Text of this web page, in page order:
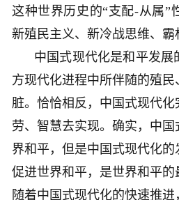
这种世界历史的“支配-从属”
新殖民主义、新冷战思维、霸
中国式现代化是和平发展
方现代化进程中所伴随的殖
脏。恰恰相反，中国式现代
劳、智慧去实现。确实，中
界和平，但是中国式现代化
促进世界和平，是世界和平的
随着中国式现代化的快速推